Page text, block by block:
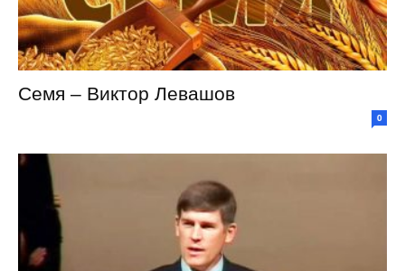
Семя – Виктор Левашов
0